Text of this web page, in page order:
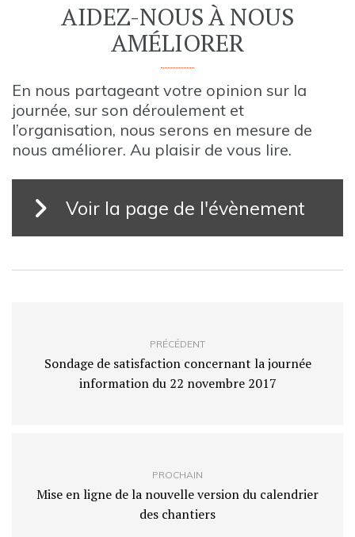
AIDEZ-NOUS À NOUS
AMÉLIORER
En nous partageant votre opinion sur la
journée, sur son déroulement et
l’organisation, nous serons en mesure de
nous améliorer. Au plaisir de vous lire.
Voir la page de l'évènement
PRÉCÉDENT
Sondage de satisfaction concernant la journée
information du 22 novembre 2017
PROCHAIN
Mise en ligne de la nouvelle version du calendrier
des chantiers